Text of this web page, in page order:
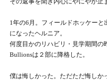
1年の6月。フィールドホッケーと
になったヘルニア。
何度目かのリハビリ・見学期間の
Bullionsは２部に降格した。
僕は悔しかった。ただただ悔しか